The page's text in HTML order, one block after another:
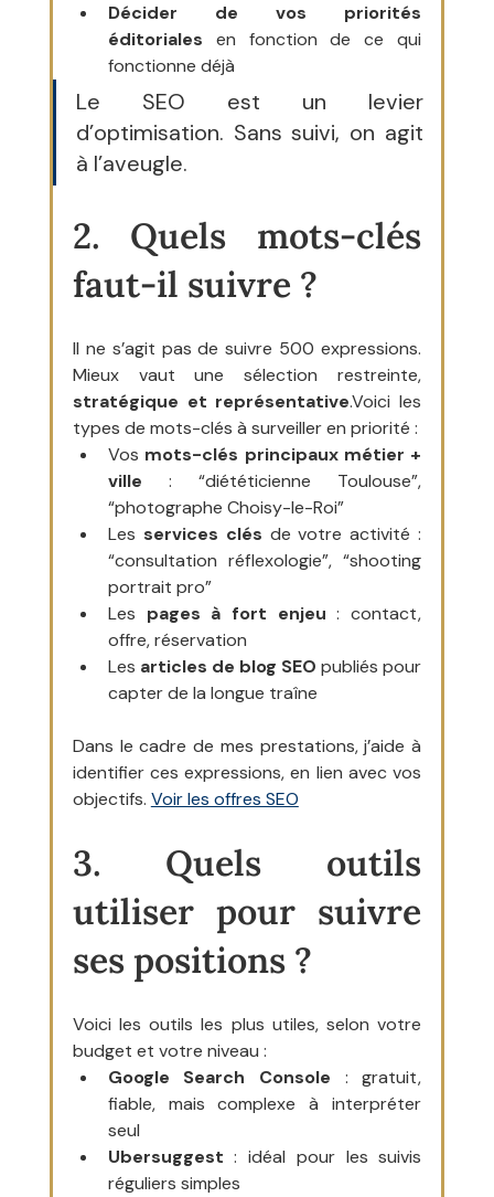
Décider de vos priorités
éditoriales en fonction de ce qui
fonctionne déjà
Le SEO est un levier
d’optimisation. Sans suivi, on agit
à l’aveugle.
2. Quels mots-clés
faut-il suivre ?
Il ne s’agit pas de suivre 500 expressions.
stratégique et représentative.Voici les
types de mots-clés à surveiller en priorité :
Vos mots-clés principaux métier +
ville : “diététicienne Toulouse”,
“photographe Choisy-le-Roi”
Les services clés de votre activité :
“consultation réflexologie”, “shooting
portrait pro”
Les pages à fort enjeu : contact,
offre, réservation
Les articles de blog SEO publiés pour
capter de la longue traîne
Dans le cadre de mes prestations, j’aide à
identifier ces expressions, en lien avec vos
objectifs. Voir les offres SEO
3. Quels outils
utiliser pour suivre
ses positions ?
Voici les outils les plus utiles, selon votre
budget et votre niveau :
Google Search Console : gratuit,
fiable, mais complexe à interpréter
seul
Ubersuggest : idéal pour les suivis
réguliers simples